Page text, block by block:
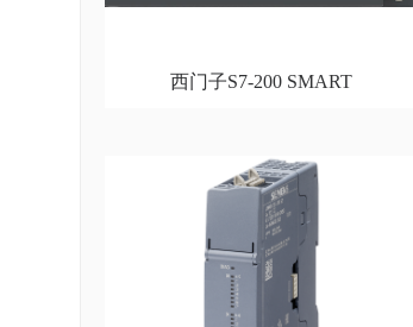
西门子S7-200 SMART